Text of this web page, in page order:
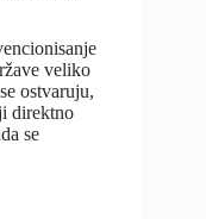
veliko
ostvaruju,
direktno
se